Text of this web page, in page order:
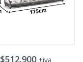
$512.900 +iva